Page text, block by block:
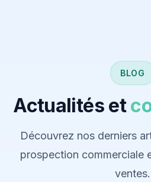
BLOG
Actualités et
Découvrez nos derniers
prospection commerciale
ventes.